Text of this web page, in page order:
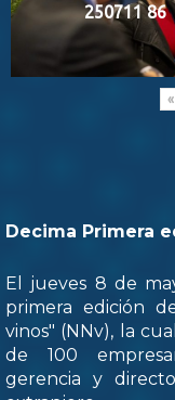
250711 86
«
Decima Primera
El jueves 8 de
primera edición
vinos" (NNv), la
de 100
gerencia y